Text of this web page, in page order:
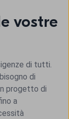
vostre
di tutti.
di
progetto di
a